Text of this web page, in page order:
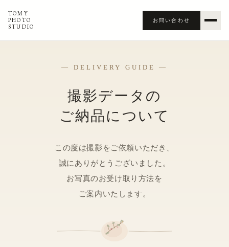
TOMY
PHOTO
STUDIO
お問い合わせ
— DELIVERY GUIDE —
撮影データの
ご納品について
この度は撮影をご依頼いただき、
誠にありがとうございました。
お写真のお受け取り方法を
ご案内いたします。